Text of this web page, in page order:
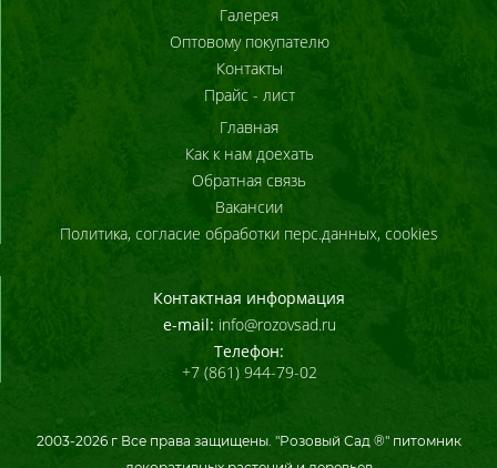
Галерея
Оптовому покупателю
Контакты
Прайс - лист
Главная
Как к нам доехать
Обратная связь
Вакансии
Политика, согласие обработки перс.данных, cookies
Контактная информация
e-mail: info@rozovsad.ru
Телефон:
+7 (861) 944-79-02
2003-2026г Все права защищены. "Розовый Сад ®" питомник